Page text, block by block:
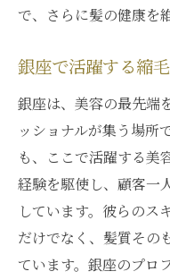
で、さらに髪の健康を
銀座で活躍する縮
銀座は、美容の最先端
ッショナルが集う場所
も、ここで活躍する美
経験を駆使し、顧客一
しています。彼らのス
だけでなく、髪質その
ています。銀座のプロ